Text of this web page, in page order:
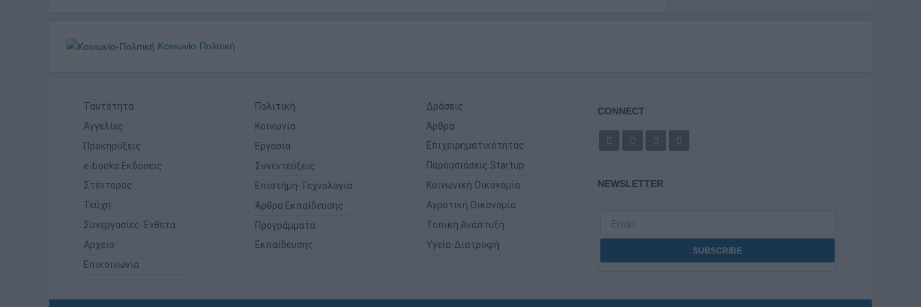
Κοινωνία-Πολιτική
Ταυτότητα
Αγγελίες
Προκηρύξεις
e-books Εκδόσεις
Στέντορας
Τεύχη
Συνεργασίες-Ένθετα
Αρχείο
Επικοινωνία
Πολιτική
Κοινωνία
Εργασία
Συνεντεύξεις
Επιστήμη-Τεχνολογία
Άρθρα Εκπαίδευσης
Προγράμματα
Εκπαίδευσης
Δράσεις
Άρθρα
Επιχειρηματικότητας
Παρουσιάσεις Startup
Κοινωνική Οικονομία
Αγροτική Οικονομία
Τοπική Ανάπτυξη
Υγεία-Διατροφή
CONNECT
NEWSLETTER